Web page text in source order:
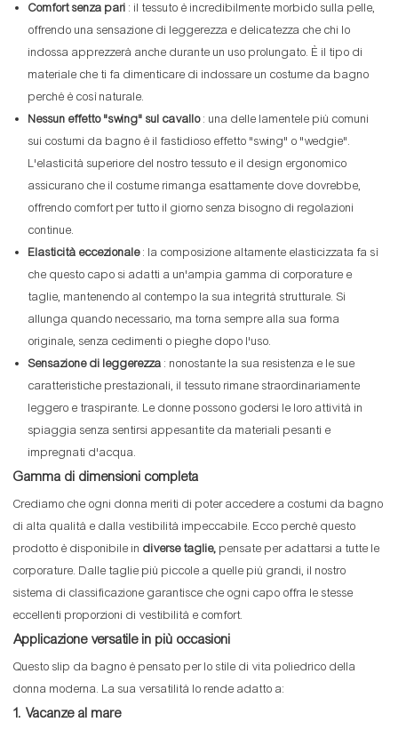
Comfort senza pari : il tessuto è incredibilmente morbido sulla pelle,
offrendo una sensazione di leggerezza e delicatezza che chi lo
indossa apprezzerà anche durante un uso prolungato. È il tipo di
materiale che ti fa dimenticare di indossare un costume da bagno
perché è così naturale.
Nessun effetto "swing" sul cavallo: una delle lamentele più comuni
sui costumi da bagno è il fastidioso effetto "swing" o "wedgie".
L'elasticità superiore del nostro tessuto e il design ergonomico
assicurano che il costume rimanga esattamente dove dovrebbe,
offrendo comfort per tutto il giorno senza bisogno di regolazioni
continue.
Elasticità eccezionale: la composizione altamente elasticizzata fa sì
che questo capo si adatti a un'ampia gamma di corporature e
taglie, mantenendo al contempo la sua integrità strutturale. Si
allunga quando necessario, ma torna sempre alla sua forma
originale, senza cedimenti o pieghe dopo l'uso.
Sensazione di leggerezza : nonostante la sua resistenza e le sue
caratteristiche prestazionali, il tessuto rimane straordinariamente
leggero e traspirante. Le donne possono godersi le loro attività in
spiaggia senza sentirsi appesantite da materiali pesanti e
impregnati d'acqua.
Gamma di dimensioni completa
Crediamo che ogni donna meriti di poter accedere a costumi da bagno
di alta qualità e dalla vestibilità impeccabile. Ecco perché questo
prodotto è disponibile in diverse taglie, pensate per adattarsi a tutte le
corporature. Dalle taglie più piccole a quelle più grandi, il nostro
sistema di classificazione garantisce che ogni capo offra le stesse
eccellenti proporzioni di vestibilità e comfort.
Applicazione versatile in più occasioni
Questo slip da bagno è pensato per lo stile di vita poliedrico della
donna moderna. La sua versatilità lo rende adatto a:
1. Vacanze al mare